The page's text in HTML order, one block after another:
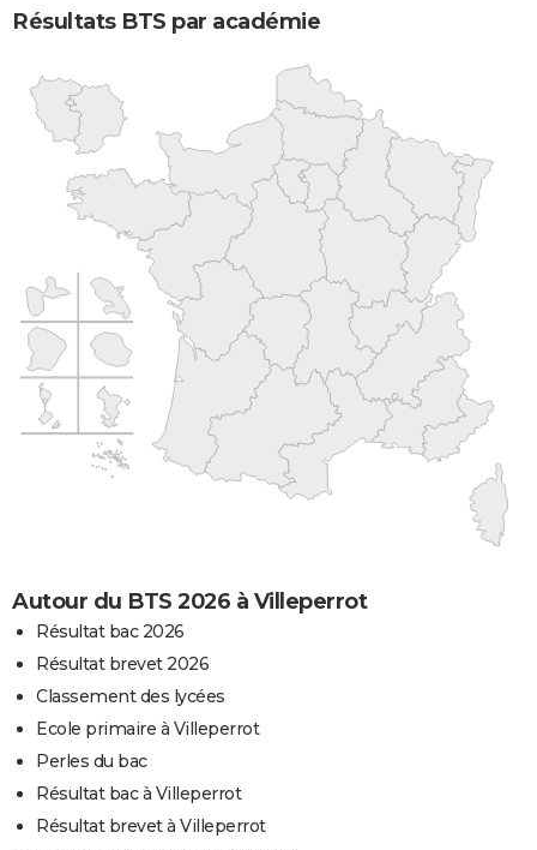
Résultats BTS par académie
Autour du BTS 2026 à Villeperrot
Résultat bac 2026
Résultat brevet 2026
Classement des lycées
Ecole primaire à Villeperrot
Perles du bac
Résultat bac à Villeperrot
Résultat brevet à Villeperrot